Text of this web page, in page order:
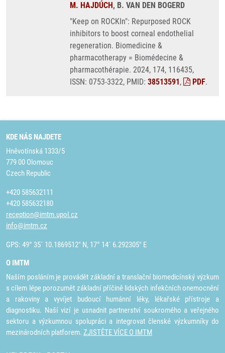
M. HAJDÚCH, B. VAN DEN BOGERD
"Keep on ROCKIn": Repurposed ROCK
inhibitors to boost corneal endothelial
regeneration. Biomedicine &
pharmacotherapy = Biomédecine &
pharmacothérapie. 2024, 174, 116435,
ISSN: 0753-3322, PMID: 38513591, PDF.
KDE NÁS NAJDETE
Hněvotínská 1333/5
779 00 Olomouc
Czech Republic
+420 585632111
+420 585632180
reception@imtm.upol.cz
info@imtm.cz
GPS: 49° 35´ 10.1869512" N, 17° 14´ 6.292305" E
O IMTM
Naším posláním je provádět základní a translační biomedicínský výzkum
s cílem lépe porozumět základní příčině lidských infekčních onemocnění
a rakoviny a vyvíjet budoucí humánní léky, lékařské přístroje a
diagnostiku. Naší vizí je usnadnit partnerství soukromého a veřejného
sektoru a výzkumnou spolupráci a integrovat členské výzkumníky do
mezinárodních platforem. ZJISTĚTE VÍCE O IMTM